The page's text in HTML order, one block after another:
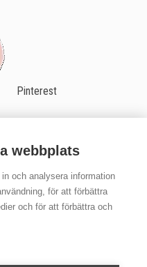
Pinterest
webbplats
och analysera information
för att förbättra
och för att förbättra och